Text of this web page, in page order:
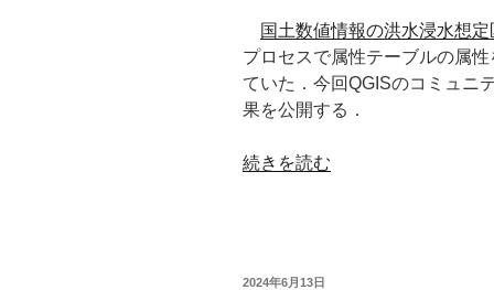
国土数値情報の洪水浸水想
プロセスで属性テーブルの属
ていた．今回QGISのコミュニ
果を公開する．
“国
続きを読む
投
2024年6月13日